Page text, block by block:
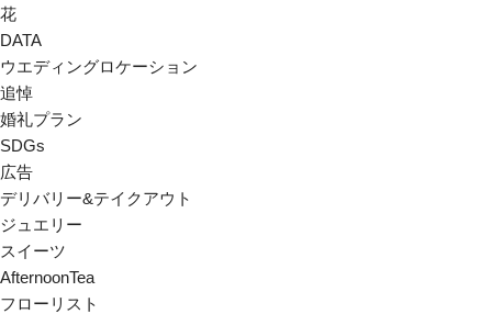
花
DATA
ウエディングロケーション
追悼
婚礼プラン
SDGs
広告
デリバリー&テイクアウト
ジュエリー
スイーツ
AfternoonTea
フローリスト